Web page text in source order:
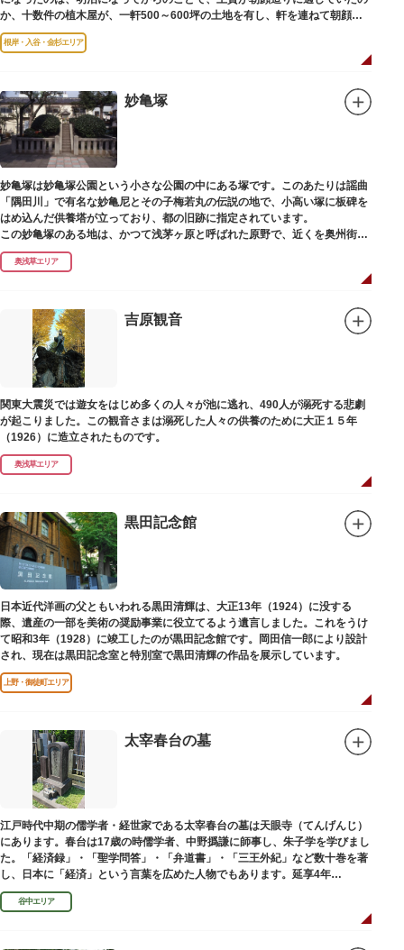
か、十数件の植木屋が、一軒500～600坪の土地を有し、軒を連ねて朝顔造
りをはじめました。
根岸・入谷・金杉エリア
妙亀塚
妙亀塚は妙亀塚公園という小さな公園の中にある塚です。このあたりは謡曲
「隅田川」で有名な妙亀尼とその子梅若丸の伝説の地で、小高い塚に板碑を
はめ込んだ供養塔が立っており、都の旧跡に指定されています。
この妙亀塚のある地は、かつて浅茅ヶ原と呼ばれた原野で、近くを奥州街道
が通じていました。妙亀塚は「梅若伝説」にちなんだ名称です。「梅若伝
説」とは平安時代、吉田少将惟房の子・梅若が、信夫藤太という人買いにさ
らわれ、都から奥州へつれて行かれる途中、重い病にかかりこの地に捨てら
田川岸で里人から梅若の死を知らされ、髪をおろして妙亀尼と称し庵を結ん
だ、という説話です。謡曲『隅田川』はこの伝説をもとにしています。
塚の上には板碑が祀られています。この板碑には「弘安十一年戊子五月二十
二日孝子敬白」と刻まれており、区内でも古いものです。しかし妙亀塚と板
碑との関係は、明らかではありません。
なお、隅田川の対岸、木母寺（墨田区堤通）境内には梅若にちなむ梅若塚
（都旧跡）があり、この妙亀塚と相対するものと考えられています。
奥浅草エリア
吉原観音
関東大震災では遊女をはじめ多くの人々が池に逃れ、490人が溺死する悲劇
が起こりました。この観音さまは溺死した人々の供養のために大正１５年
（1926）に造立されたものです。
奥浅草エリア
黒田記念館
日本近代洋画の父ともいわれる黒田清輝は、大正13年（1924）に没する
際、遺産の一部を美術の奨励事業に役立てるよう遺言しました。これをうけ
て昭和3年（1928）に竣工したのが黒田記念館です。岡田信一郎により設計
され、現在は黒田記念室と特別室で黒田清輝の作品を展示しています。
上野・御徒町エリア
太宰春台の墓
江戸時代中期の儒学者・経世家である太宰春台の墓は天眼寺（てんげんじ）
にあります。春台は17歳の時儒学者、中野撝謙に師事し、朱子学を学びまし
た。「経済録」・「聖学問答」・「弁道書」・「三王外紀」など数十巻を著
し、日本に「経済」という言葉を広めた人物でもあります。延享4年
（1747）に没しました。
谷中エリア